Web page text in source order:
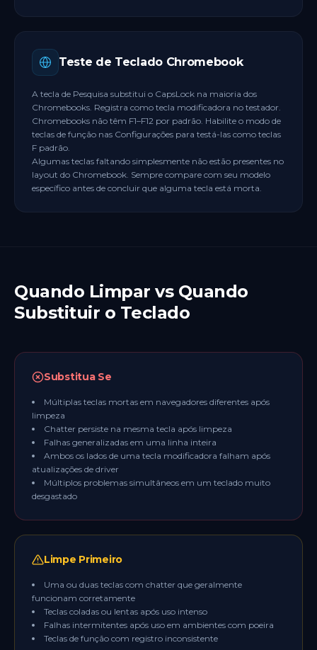
Teste de Teclado Chromebook
A tecla de Pesquisa substitui o CapsLock na maioria dos
Chromebooks. Registra como tecla modificadora no testador.
Chromebooks não têm F1–F12 por padrão. Habilite o modo de
teclas de função nas Configurações para testá-las como teclas
F padrão.
Algumas teclas faltando simplesmente não estão presentes no
layout do Chromebook. Sempre compare com seu modelo
específico antes de concluir que alguma tecla está morta.
Quando Limpar vs Quando
Substituir o Teclado
Substitua Se
Múltiplas teclas mortas em navegadores diferentes após
limpeza
Chatter persiste na mesma tecla após limpeza
Falhas generalizadas em uma linha inteira
Ambos os lados de uma tecla modificadora falham após
atualizações de driver
Múltiplos problemas simultâneos em um teclado muito
desgastado
Limpe Primeiro
Uma ou duas teclas com chatter que geralmente
funcionam corretamente
Teclas coladas ou lentas após uso intenso
Falhas intermitentes após uso em ambientes com poeira
Teclas de função com registro inconsistente